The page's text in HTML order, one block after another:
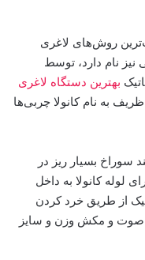
روش‌های لاغری
نام دارد، توسط
بهترین دستگاه لاغری
به نام کانولا چربی‌ها
سوراخ بسیار ریز در
لوله کانولا به داخل
از طریق خرد کردن
و مکش وزن و سایز